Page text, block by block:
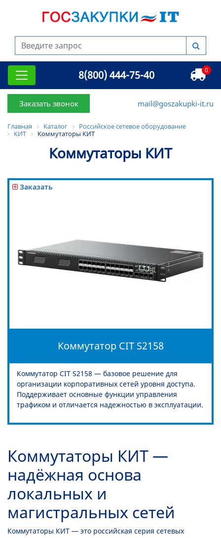
8(800) 444-75-40 0
Заказать звонок mail@goszakupki-it.ru
Главная Каталог
Российское сетевое оборудование
КИТ
Коммутаторы КИТ
Коммутаторы КИТ
Заказать
Коммутатор CIT S2158
Коммутатор CIT S2158 — базовое решение для
организации корпоративных сетей уровня доступа.
Поддерживает основные функции управления
трафиком и отличается надежностью в эксплуатации.
Коммутаторы КИТ —
надёжная основа
локальных и
магистральных сетей
Коммутаторы КИТ — это российская серия сетевых